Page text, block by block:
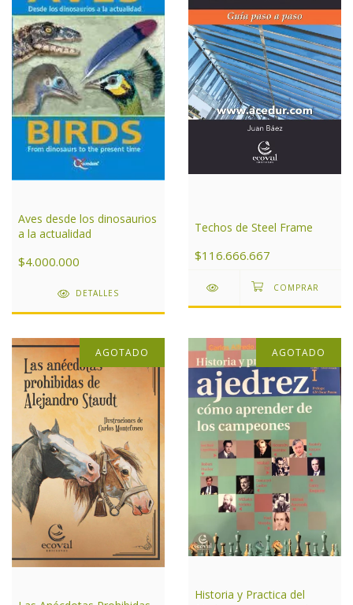
Aves desde los dinosaurios
a la actualidad
$4.000.000
DETALLES
Techos de Steel Frame
$116.666.667
AGOTADO AGOTADO
Historia y Practica del